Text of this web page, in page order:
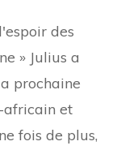
des
» Julius a
prochaine
africain et
fois de plus,